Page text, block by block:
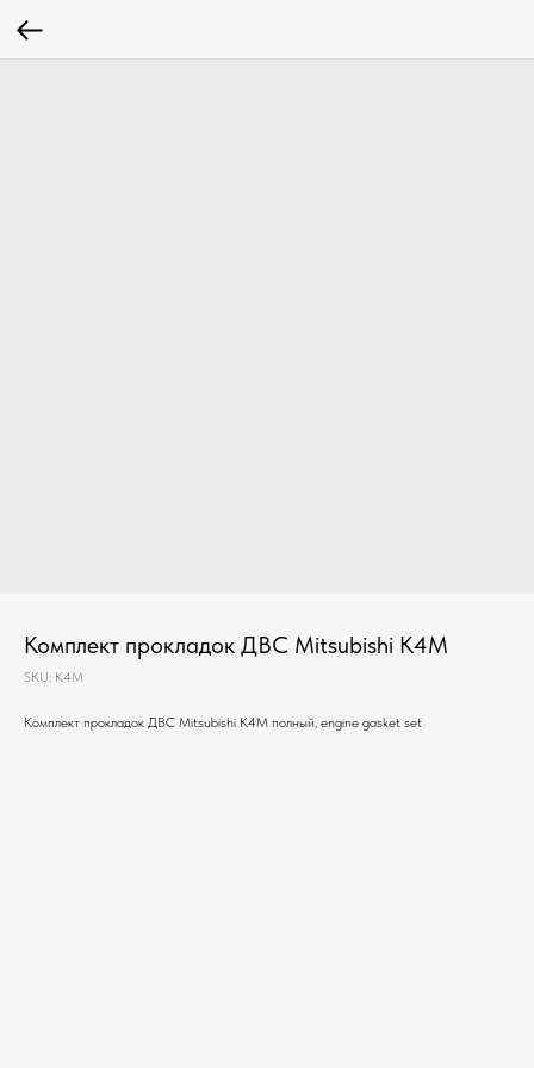
Комплект прокладок ДВС Mitsubishi K4M
SKU: K4M
Комплект прокладок ДВС Mitsubishi K4M полный, engine gasket set